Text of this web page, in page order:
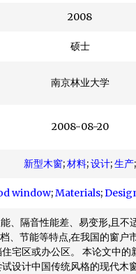
2008
硕士
南京林业大学
2008-08-20
新型木窗;材料;设计;生产;
window;Materials;
、隔音性能差、易变形,且不
、节能等特点,在我国的窗户
宅区或办公区。 本论文中
设计中国传统风格的现代木